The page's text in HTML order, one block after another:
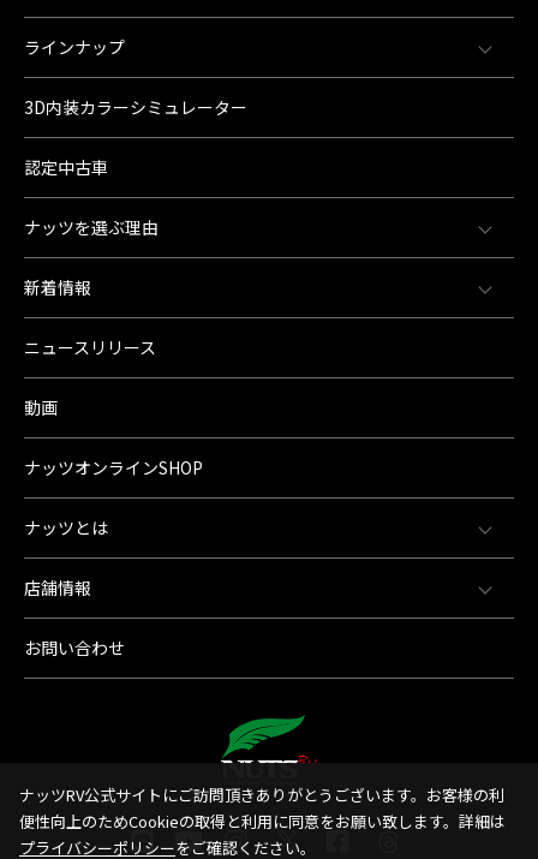
ラインナップ
3D内装カラーシミュレーター
認定中古車
ナッツを選ぶ理由
新着情報
ニュースリリース
動画
ナッツオンラインSHOP
ナッツとは
店舗情報
お問い合わせ
ナッツRV公式サイトにご訪問頂きありがとうございます。お客様の利
便性向上のためCookieの取得と利用に同意をお願い致します。詳細は
プライバシーポリシーをご確認ください。